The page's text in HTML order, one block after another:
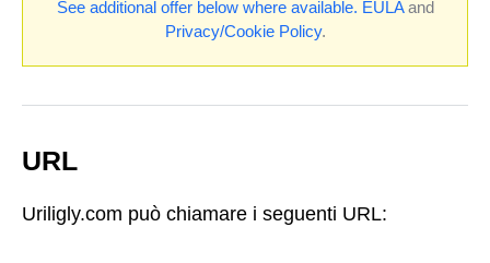
See additional offer below where available. EULAand
Privacy/Cookie Policy.
URL
Uriligly.com può chiamare i seguenti URL: